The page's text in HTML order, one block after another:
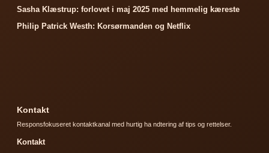
Sasha Klæstrup: forlovet i maj 2025 med hemmelig kæreste
Philip Patrick Westh: Korsørmanden og Netflix
Kontakt
Responsfokuseret kontaktkanal med hurtig ha ndtering af tips og rettelser.
Kontakt